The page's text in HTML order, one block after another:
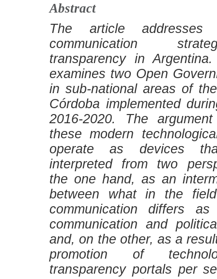
Abstract
The article addresses
communication
transparency in
examines two Open
in sub-national areas of
Córdoba implemented
2016-2020. The
these modern
operate as devices
interpreted from two
the one hand, as an
between what in the
communication differs as
communication and
and, on the other, as a
promotion of
transparency portals per